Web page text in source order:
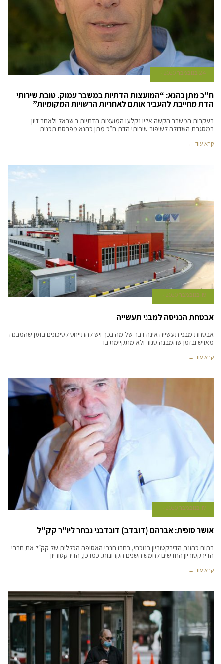
24 בנובמבר 2020
ח”כ מתן כהנא: “המועצות הדתיות במשבר עמוק. טובת שירותי
הדת מחייבת להעביר אותם לאחריות הרשויות המקומיות”
בעקבות המשבר הקשה אליו נקלעו המועצות הדתיות בישראל ולאחר דיון
במסגרת השדולה לשיפור שירותי הדת ח”כ מתן כהנא מפרסם תכנית
קרא עוד ←
19 בנובמבר 2020
אבטחת הכניסה למבני תעשייה
אבטחת מבני תעשייה אינה דבר של מה בכך ויש להתייחס לסיכונים בזמן שהמבנה
מאויש ובזמן שהמבנה סגור ולא מתקיימת בו
קרא עוד ←
17 בנובמבר 2020
אושר סופית: אברהם (דובדב) דובדבני נבחר ליו”ר קק”ל
בתום כהונת הדירקטוריון הנוכחי, בחרו חברי האסיפה הכללית של קק״ל את חברי
הדירקטוריון החדשים לחמש השנים הקרובות. כמו כן, הדירקטוריון
קרא עוד ←